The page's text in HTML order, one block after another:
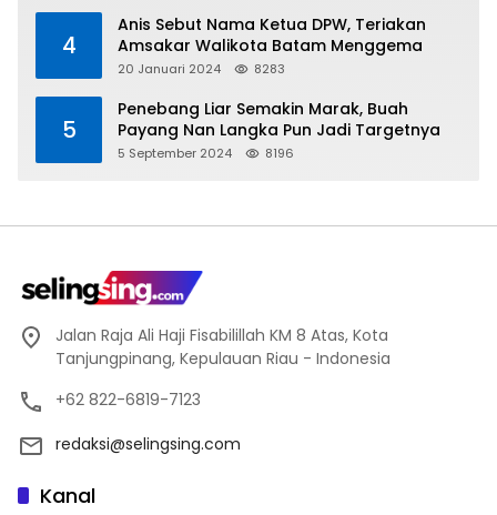
4
Anis Sebut Nama Ketua DPW, Teriakan
Amsakar Walikota Batam Menggema
20 Januari 2024 8283
5
Penebang Liar Semakin Marak, Buah
Payang Nan Langka Pun Jadi Targetnya
5 September 2024 8196
Jalan Raja Ali Haji Fisabilillah KM 8 Atas, Kota
Tanjungpinang, Kepulauan Riau - Indonesia
+62 822-6819-7123
redaksi@selingsing.com
Kanal